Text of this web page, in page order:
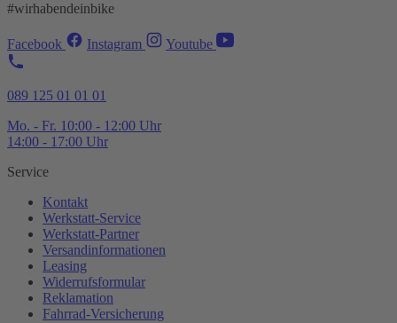
#wirhabendeinbike
Facebook Instagram Youtube
089 125 01 01 01
Mo. - Fr. 10:00 - 12:00 Uhr
14:00 - 17:00 Uhr
Service
Kontakt
Werkstatt-Service
Werkstatt-Partner
Versandinformationen
Leasing
Widerrufsformular
Reklamation
Fahrrad-Versicherung